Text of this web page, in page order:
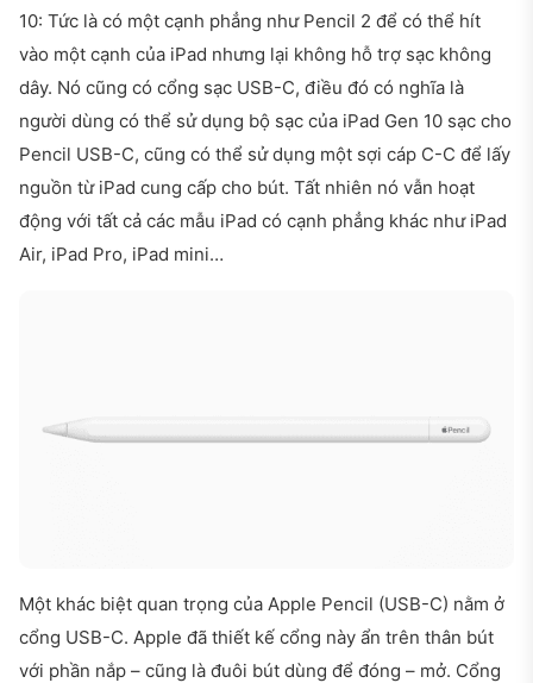
10: Tức là có một cạnh phẳng như Pencil 2 để có thể hít
vào một cạnh của iPad nhưng lại không hỗ trợ sạc không
dây. Nó cũng có cổng sạc USB-C, điều đó có nghĩa là
người dùng có thể sử dụng bộ sạc của iPad Gen 10 sạc cho
Pencil USB-C, cũng có thể sử dụng một sợi cáp C-C để lấy
nguồn từ iPad cung cấp cho bút. Tất nhiên nó vẫn hoạt
động với tất cả các mẫu iPad có cạnh phẳng khác như iPad
Air, iPad Pro, iPad mini…
Một khác biệt quan trọng của Apple Pencil (USB-C) nằm ở
cổng USB-C. Apple đã thiết kế cổng này ẩn trên thân bút
với phần nắp – cũng là đuôi bút dùng để đóng – mở. Cổng